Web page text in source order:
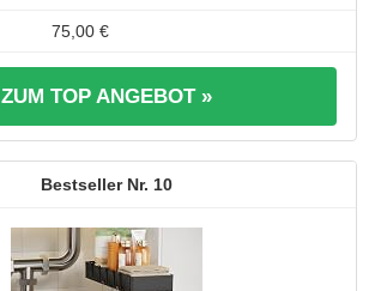
75,00 €
ZUM TOP ANGEBOT »
10